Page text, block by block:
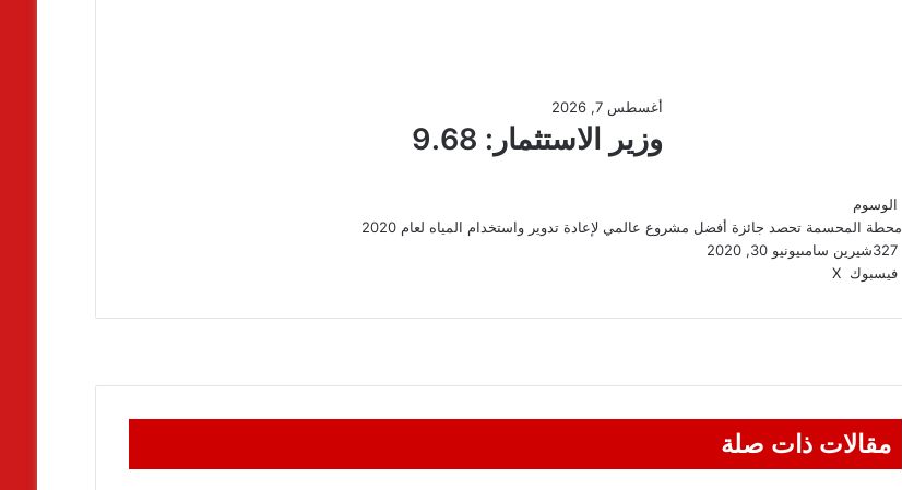
الوسوم
محطة المحسمة تحصد جائزة أفضل مشروع عالمي لإعادة تدوير واستخدام المياه لعام 2020
شيرين سامىيونيو 30, 2020
فيسبوك ‫X
البريد
مقالات ذات صلة